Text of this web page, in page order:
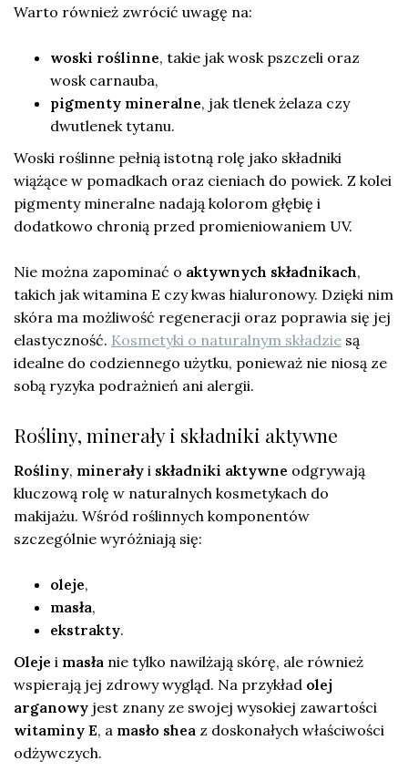
Warto również zwrócić uwagę na:
woski roślinne, takie jak wosk pszczeli oraz
wosk carnauba,
pigmenty mineralne, jak tlenek żelaza czy
dwutlenek tytanu.
Woski roślinne pełnią istotną rolę jako składniki
wiążące w pomadkach oraz cieniach do powiek. Z kolei
pigmenty mineralne nadają kolorom głębię i
dodatkowo chronią przed promieniowaniem UV.
Nie można zapominać o aktywnych składnikach,
takich jak witamina E czy kwas hialuronowy. Dzięki nim
skóra ma możliwość regeneracji oraz poprawia się jej
elastyczność. Kosmetyki o naturalnym składzie są
idealne do codziennego użytku, ponieważ nie niosą ze
sobą ryzyka podrażnień ani alergii.
Rośliny, minerały i składniki aktywne
Rośliny, minerały i składniki aktywne odgrywają
kluczową rolę w naturalnych kosmetykach do
makijażu. Wśród roślinnych komponentów
szczególnie wyróżniają się:
oleje,
masła,
ekstrakty.
Oleje i masła nie tylko nawilżają skórę, ale również
wspierają jej zdrowy wygląd. Na przykład olej
arganowy jest znany ze swojej wysokiej zawartości
witaminy E, a masło shea z doskonałych właściwości
odżywczych.